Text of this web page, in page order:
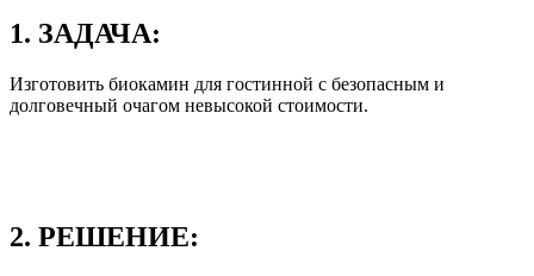
1. ЗАДАЧА:
Изготовить биокамин для гостинной с безопасным и
долговечный очагом невысокой стоимости.
2. РЕШЕНИЕ: